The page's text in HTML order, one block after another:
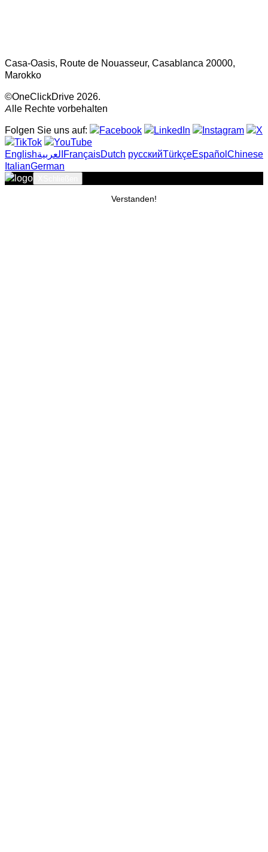
Casa-Oasis, Route de Nouasseur, Casablanca 20000,
Marokko
©OneClickDrive 2026.
Alle Rechte vorbehalten
Folgen Sie uns auf:
English‏العربية‏FrançaisDutch русскийTürkçeEspañolChinese
ItalianGerman
Verstanden!